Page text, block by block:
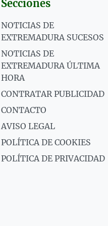
Secciones
NOTICIAS DE
EXTREMADURA SUCESOS
NOTICIAS DE
EXTREMADURA ÚLTIMA
HORA
CONTRATAR PUBLICIDAD
CONTACTO
AVISO LEGAL
POLÍTICA DE COOKIES
POLÍTICA DE PRIVACIDAD